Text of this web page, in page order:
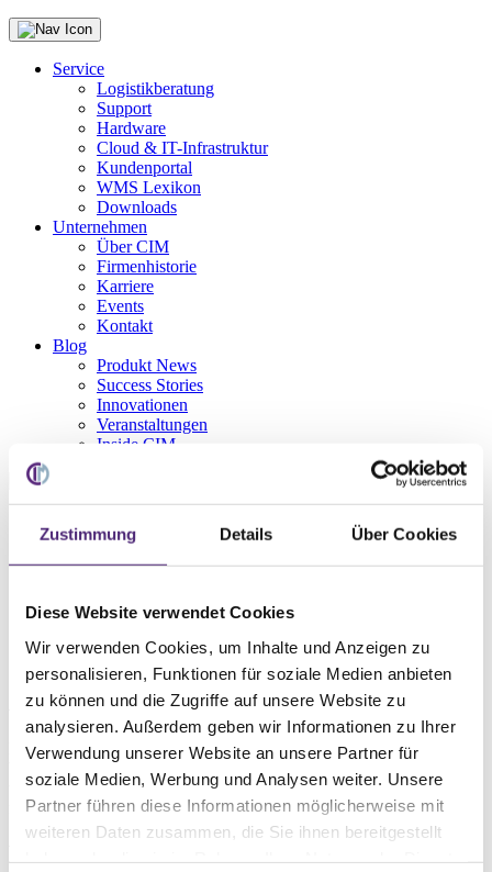
Zustimmung Details Über Cookies
Diese Website verwendet Cookies
Wir verwenden Cookies, um Inhalte und Anzeigen zu
personalisieren, Funktionen für soziale Medien anbieten
zu können und die Zugriffe auf unsere Website zu
analysieren. Außerdem geben wir Informationen zu Ihrer
Verwendung unserer Website an unsere Partner für
soziale Medien, Werbung und Analysen weiter. Unsere
Partner führen diese Informationen möglicherweise mit
weiteren Daten zusammen, die Sie ihnen bereitgestellt
Service
Logistikberatung
Support
Hardware
Cloud & IT-Infrastruktur
Kundenportal
WMS Lexikon
Downloads
Unternehmen
Über CIM
Firmenhistorie
Karriere
Events
Kontakt
Blog
Produkt News
Success Stories
Innovationen
Veranstaltungen
Inside CIM
English
Service
A
Auftrags-Batch
Im Auftrags-Batch werden bestimmteAufträge auf einmal
bearbeitet. Die Logistikfachkraft kann im Freigabeprogramm nach
unterschiedlichen Kriterien filtern und diese Aufträge in Einem
freigeben.